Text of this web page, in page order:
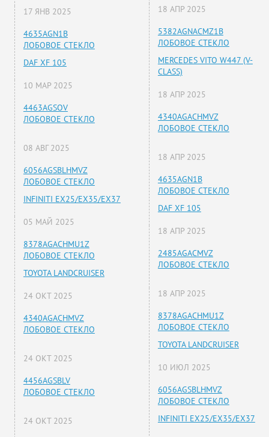
17 ЯНВ 2025
4635AGN1B
ЛОБОВОЕ СТЕКЛО
DAF XF 105
10 МАР 2025
4463AGSOV
ЛОБОВОЕ СТЕКЛО
08 АВГ 2025
6056AGSBLHMVZ
ЛОБОВОЕ СТЕКЛО
INFINITI EX25/EX35/EX37
05 МАЙ 2025
8378AGACHMU1Z
ЛОБОВОЕ СТЕКЛО
TOYOTA LANDCRUISER
24 ОКТ 2025
4340AGACHMVZ
ЛОБОВОЕ СТЕКЛО
24 ОКТ 2025
4456AGSBLV
ЛОБОВОЕ СТЕКЛО
24 ОКТ 2025
18 АПР 2025
5382AGNACMZ1B
ЛОБОВОЕ СТЕКЛО
MERCEDES VITO W447 (V-
CLASS)
18 АПР 2025
4340AGACHMVZ
ЛОБОВОЕ СТЕКЛО
18 АПР 2025
4635AGN1B
ЛОБОВОЕ СТЕКЛО
DAF XF 105
18 АПР 2025
2485AGACMVZ
ЛОБОВОЕ СТЕКЛО
18 АПР 2025
8378AGACHMU1Z
ЛОБОВОЕ СТЕКЛО
TOYOTA LANDCRUISER
10 ИЮЛ 2025
6056AGSBLHMVZ
ЛОБОВОЕ СТЕКЛО
INFINITI EX25/EX35/EX37